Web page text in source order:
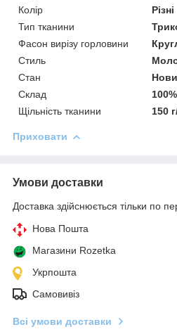
Колір
Тип тканини
Фасон вирізу горловини
Стиль
Стан
Склад
Щільність тканини
150
Приховати
Умови доставки
Доставка здійснюється тільки по
Нова Пошта
Магазини Rozetka
Укрпошта
Самовивіз
Всі умови доставки